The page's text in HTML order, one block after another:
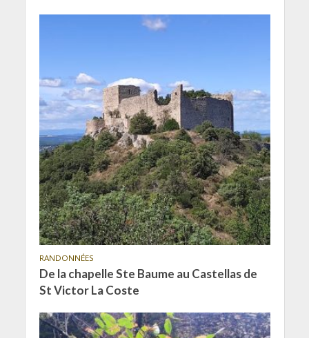
RANDONNÉES
De la chapelle Ste Baume au Castellas de
St Victor La Coste